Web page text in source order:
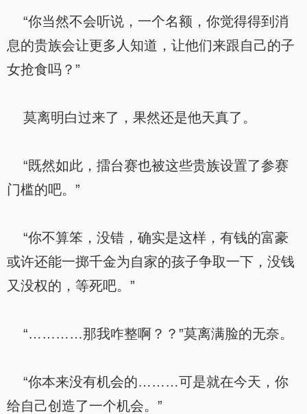
“你当然不会听说，一个名额，你觉得得到消
息的贵族会让更多人知道，让他们来跟自己的子
女抢食吗？”
莫离明白过来了，果然还是他天真了。
“既然如此，擂台赛也被这些贵族设置了参赛
门槛的吧。”
“你不算笨，没错，确实是这样，有钱的富豪
或许还能一掷千金为自家的孩子争取一下，没钱
又没权的，等死吧。”
“…………那我咋整啊？？”莫离满脸的无奈。
“你本来没有机会的………可是就在今天，你
给自己创造了一个机会。”